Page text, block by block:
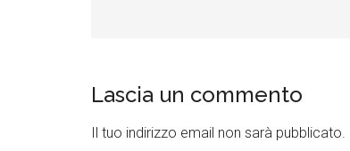
Lascia un commento
Il tuo indirizzo email non sarà pubblicato.